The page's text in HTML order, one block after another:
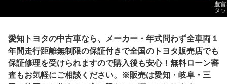
豊
タ
愛知トヨタの中古車なら、メーカー・年式問わず全車両１
年間走行距離無制限の保証付きで全国のトヨタ販売店でも
保証修理を受けられますので購入後も安心！無料ローン審
査もお気軽にご相談ください。※販売は愛知・岐阜・三